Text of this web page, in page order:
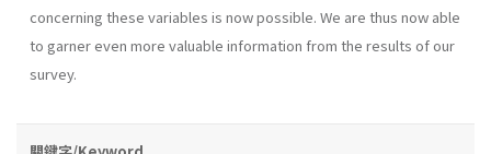
concerning these variables is now possible. We are thus now able
to garner even more valuable information from the results of our
survey.